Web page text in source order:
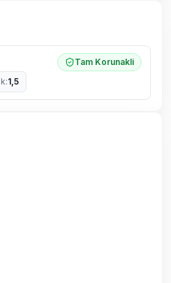
Tam Korunakli
:1,5